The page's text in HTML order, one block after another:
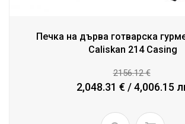
Печка на дърва готварска
Caliskan 214 Casing
2156.12 €
2,048.31 € / 4,006.15